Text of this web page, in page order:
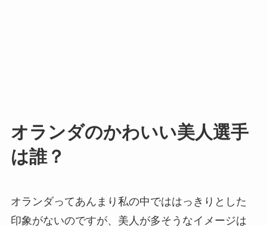
オランダのかわいい美人選手
は誰？
オランダってあんまり私の中でははっきりとした
印象がないのですが、美人が多そうなイメージは